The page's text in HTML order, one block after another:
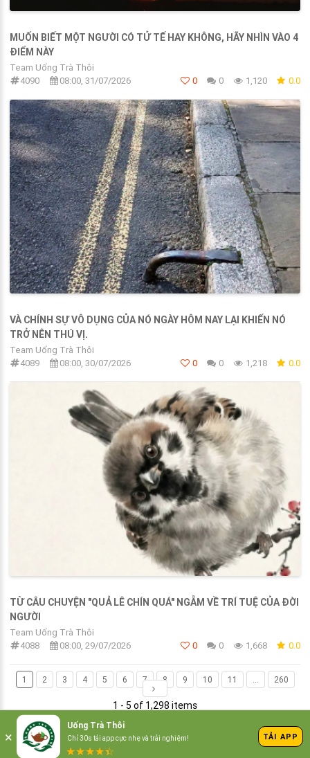
MUỐN BIẾT MỘT NGƯỜI CÓ TỬ TẾ HAY KHÔNG, HÃY NHÌN VÀO 4
ĐIỂM NÀY
Team Uống Trà Thôi
4090
08:00, 31/07/2026 0 0 1,120 0.0
VÀ CHÍNH SỰ VÔ DỤNG CỦA NÓ NGÀY HÔM NAY LẠI KHIẾN NÓ
TRỞ NÊN THÚ VỊ.
Team Uống Trà Thôi
4089
08:00, 30/07/2026 0 0 1,218 0.0
TỪ CÂU CHUYỆN "QUẢ LÊ CHÍN QUÁ" NGẪM VỀ TRÍ TUỆ CỦA ĐỜI
NGƯỜI
Team Uống Trà Thôi
4088
08:00, 29/07/2026 0 0 1,668 0.0
1 2 3 4 5 6 7 8 9 10 11 260
1 - 5 of 1,298 items
© 2021 UongTraThoi.com
TẢI APP
×
Uống Trà Thôi
Chỉ 30s tải app cực nhẹ và trải nghiệm!
★★★★☆
★